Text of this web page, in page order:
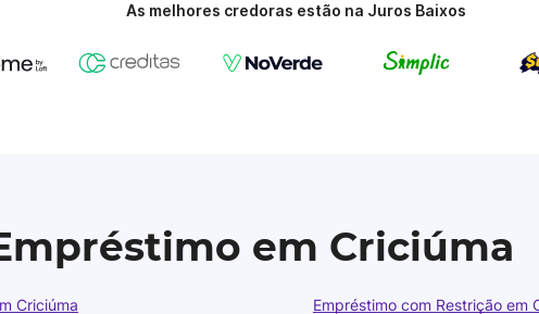
As melhores credoras estão na Juros Baixos
em Criciúma
Criciúma Empréstimo com Restrição em